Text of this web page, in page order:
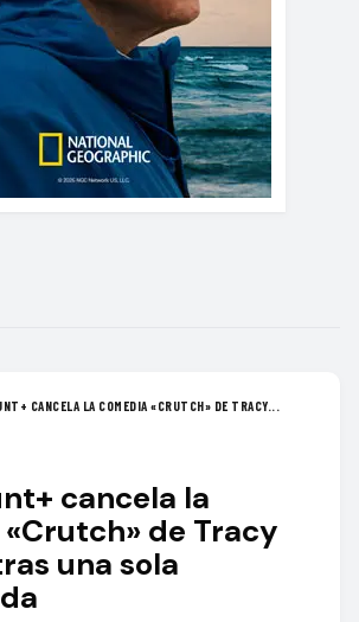
CANCELA LA COMEDIA «CRUTCH» DE TRACY...
cancela la
de Tracy
una sola